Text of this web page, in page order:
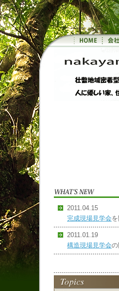
2011.04.15
完成現場見学会
2011.01.19
構造現場見学会の